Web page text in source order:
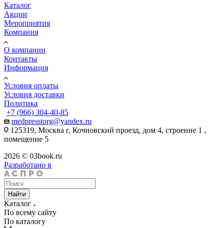
Каталог
Акции
Мероприятия
Компания
О компании
Контакты
Информация
Условия оплаты
Условия доставки
Политика
+7 (966) 304-40-85
medpresstorg@yandex.ru
125319, Москва г, Кочновский проезд, дом 4, строение 1 ,
помещение 5
2026 © 03book.ru
Разработано в
Найти
Каталог
По всему сайту
По каталогу